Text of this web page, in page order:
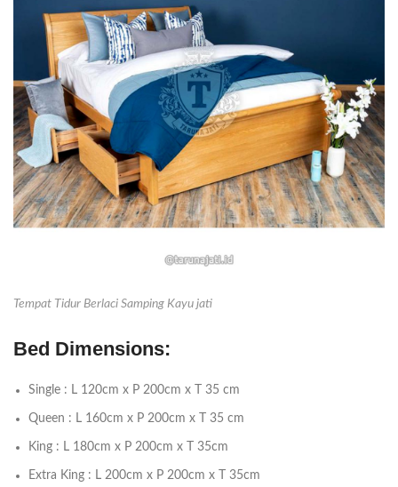
Tempat Tidur Berlaci Samping Kayu jati
Bed Dimensions:
Single : L 120cm x P 200cm x T 35 cm
Queen : L 160cm x P 200cm x T 35 cm
King : L 180cm x P 200cm x T 35cm
Extra King : L 200cm x P 200cm x T 35cm